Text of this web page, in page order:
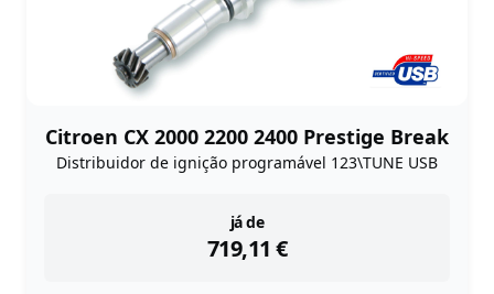
Citroen CX 2000 2200 2400 Prestige Break
Distribuidor de ignição programável 123\TUNE USB
já de
719,11 €
instock